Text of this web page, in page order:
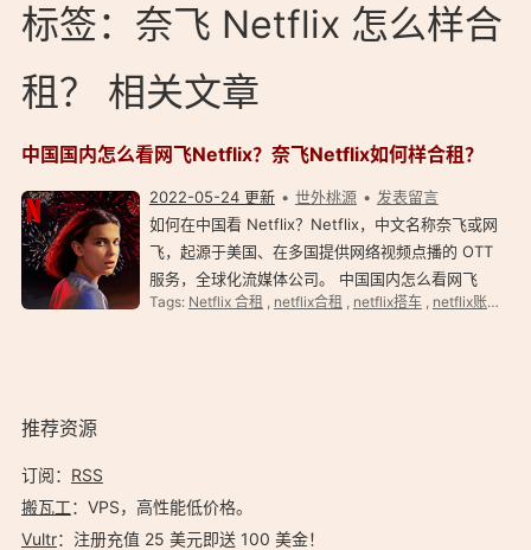
标签：奈飞 Netflix 怎么样合
租？ 相关文章
中国国内怎么看网飞Netflix？奈飞Netflix如何样合租？
2022-05-24 更新 世外桃源
发表留言
如何在中国看 Netflix？Netflix，中文名称奈飞或网
飞，起源于美国、在多国提供网络视频点播的 OTT
服务，全球化流媒体公司。 中国国内怎么看网飞
Netflix？ 如何在中国大陆看 Netflix？首先得注册
Tags: Netflix 合租 , netflix合租 , netflix搭车, netflix账号共享
推荐资源
订阅： RSS
搬瓦工：VPS，高性能低价格。️
Vultr：注册充值 25 美元即送 100 美金！